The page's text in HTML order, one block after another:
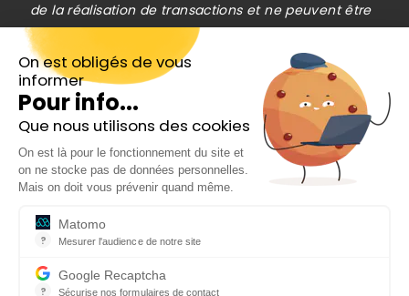
On est obligés de vous
informer
Pour info...
Que nous utilisons des cookies
On est là pour le fonctionnement du site et
on ne stocke pas de données personnelles.
Mais on doit vous prévenir quand même.
?
Matomo
Mesurer l'audience de notre site
?
Google Recaptcha
Sécurise nos formulaires de contact
Inscrivez-vous gratuitement à
notre Newsletter hebdo
En cadeau notre ebook
de la réalisation de transactions et ne peuvent être
assimilées à une prestation de conseil en
investissement financier, ni à une incitation
quelconque à acheter ou vendre des instruments
financiers. Le lecteur est seul responsable de
l’utilisation de l’information fournie, sans qu’aucun
recours contre la société éditrice de
Cafedelabourse.com ne soit possible. La
responsabilité de la société éditrice de
Cafedelabourse.com ne pourra en aucun cas être
engagée en cas d’erreur, d’omission ou
d’investissement inopportun.